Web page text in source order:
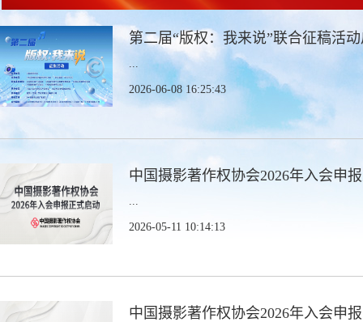
第二届“版权：我来说”联合征稿活
...
2026-06-08 16:25:43
中国摄影著作权协会2026年入会申
...
2026-05-11 10:14:13
中国摄影著作权协会2026年入会申